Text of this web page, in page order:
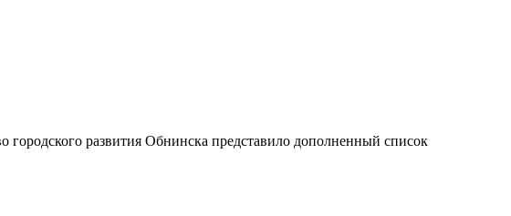
развития Обнинска представило дополненный список